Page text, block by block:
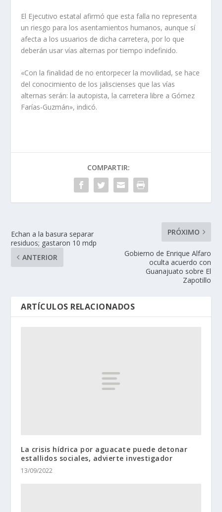
El Ejecutivo estatal afirmó que esta falla no representa
un riesgo para los asentamientos humanos, aunque sí
afecta a los usuarios de dicha carretera, por lo que
deberán usar vías alternas por tiempo indefinido.
«Con la finalidad de no entorpecer la movilidad, se hace
del conocimiento de los jaliscienses que las vías
alternas serán: la autopista, la carretera libre a Gómez
Farías-Guzmán», indicó.
COMPARTIR:
Echan a la basura separar
residuos; gastaron 10 mdp
ANTERIOR
PRÓXIMO
Gobierno de Enrique Alfaro
oculta acuerdo con
Guanajuato sobre El
Zapotillo
ARTÍCULOS RELACIONADOS
La crisis hídrica por aguacate puede detonar
estallidos sociales, advierte investigador
13/09/2022